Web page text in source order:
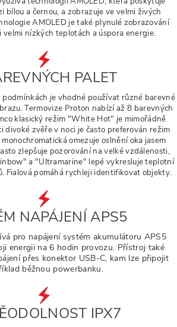
bílou a černou, a zobrazuje ve velmi živých
AMOLED je také plynulé zobrazování
velmi nízkých teplotách a úspora energie.
PALET
je vhodné používat různé barevné
Termovize Proton nabízí až 8 barevných
klasický režim "White Hot" je mimořádně
divoké zvěře v noci je často preferován režim
omezuje oslnění oka jasem
zlepšuje pozorování na velké vzdálenosti,
a "Ultramarine" lepé vykresluje teplotní
Fialová pomáhá rychleji identifikovat objekty.
NAPÁJENÍ APS5
pro napájení systém akumulátoru APS5
energii na 6 hodin provozu. Přístroj také
přes konektor USB-C, kam lze připojit
běžnou powerbanku.
IPX7